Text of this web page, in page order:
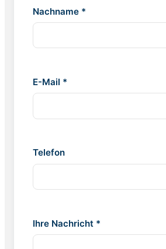
Nachname *
E-Mail *
Telefon
Ihre Nachricht *